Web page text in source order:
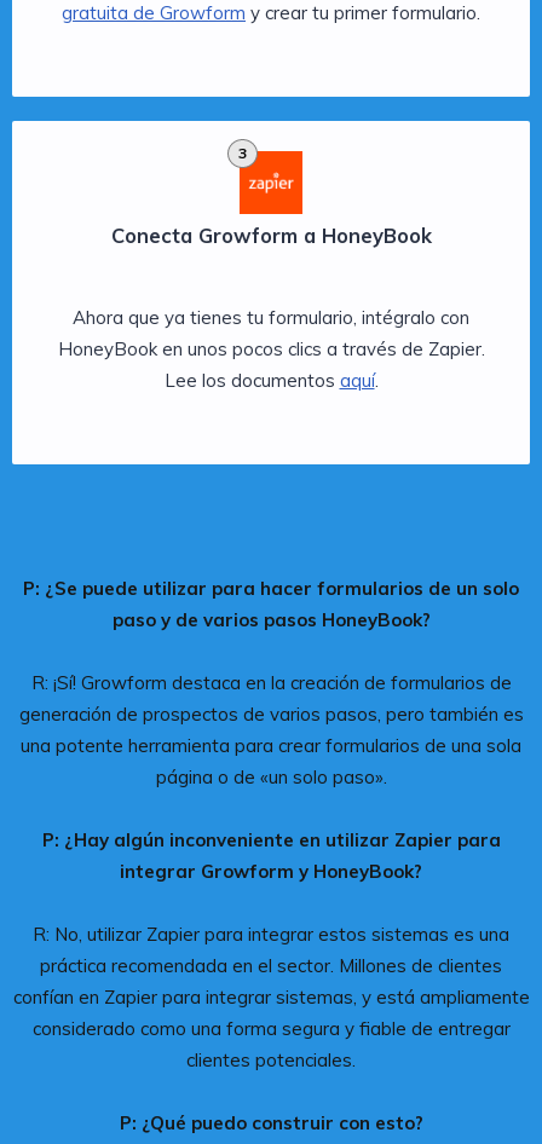
gratuita de Growform y crear tu primer formulario.
3
Conecta Growform a HoneyBook
Ahora que ya tienes tu formulario, intégralo con
HoneyBook en unos pocos clics a través de Zapier.
Lee los documentos aquí.
P: ¿Se puede utilizar para hacer formularios de un solo
paso y de varios pasos HoneyBook?
R: ¡Sí! Growform destaca en la creación de formularios de
generación de prospectos de varios pasos, pero también es
una potente herramienta para crear formularios de una sola
página o de «un solo paso».
P: ¿Hay algún inconveniente en utilizar Zapier para
integrar Growform y HoneyBook?
R: No, utilizar Zapier para integrar estos sistemas es una
práctica recomendada en el sector. Millones de clientes
confían en Zapier para integrar sistemas, y está ampliamente
considerado como una forma segura y fiable de entregar
clientes potenciales.
P: ¿Qué puedo construir con esto?